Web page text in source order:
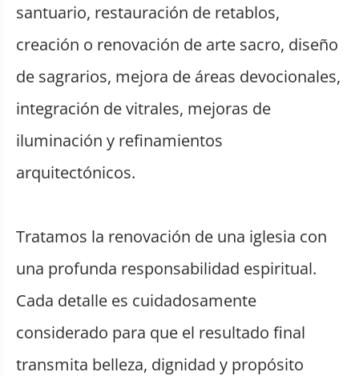
santuario, restauración de retablos,
creación o renovación de arte sacro, diseño
de sagrarios, mejora de áreas devocionales,
integración de vitrales, mejoras de
iluminación y refinamientos
arquitectónicos.
Tratamos la renovación de una iglesia con
una profunda responsabilidad espiritual.
Cada detalle es cuidadosamente
considerado para que el resultado final
transmita belleza, dignidad y propósito